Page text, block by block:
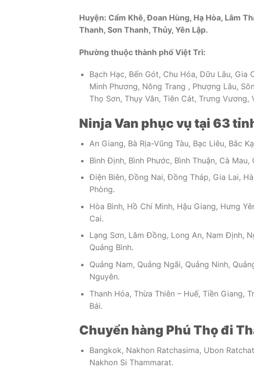
Huyện: Cẩm Khê, Đoan Hùng, Hạ Hòa, Lâm
Thanh, Sơn Thanh, Thủy, Yên Lập.
Phường thuộc thành phố Việt Trì:
Bạch Hạc, Bến Gót, Chu Hóa, Dữu Lâu,
Minh Phương, Nông Trang , Phượng Lâu,
Thọ Sơn, Thụy Vân, Tiên Cát, Trưng Vương,
Ninja Van phục vụ tại 63
An Giang, Bà Rịa-Vũng Tàu, Bạc Liêu, Bắc
Bình Định, Bình Phước, Bình Thuận, Cà
Điện Biên, Đồng Nai, Đồng Tháp, Gia Lai,
Phòng.
Hòa Bình, Hồ Chí Minh, Hậu Giang, Hưng
Cai.
Lạng Sơn, Lâm Đồng, Long An, Nam Định,
Quảng Bình.
Quảng Nam, Quảng Ngãi, Quảng Ninh,
Nguyên.
Thanh Hóa, Thừa Thiên – Huế, Tiền Giang,
Bái.
Chuyển hàng Phú Thọ đi
Bangkok, Nakhon Ratchasima, Ubon
Nakhon Si Thammarat.